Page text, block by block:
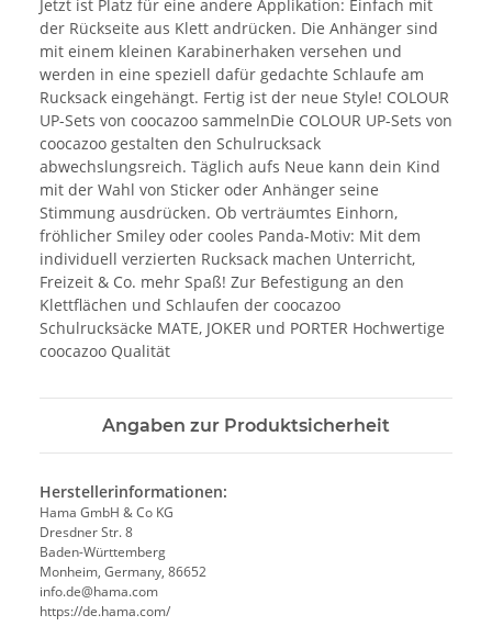
Jetzt ist Platz für eine andere Applikation: Einfach mit
der Rückseite aus Klett andrücken. Die Anhänger sind
mit einem kleinen Karabinerhaken versehen und
werden in eine speziell dafür gedachte Schlaufe am
Rucksack eingehängt. Fertig ist der neue Style! COLOUR
UP-Sets von coocazoo sammelnDie COLOUR UP-Sets von
coocazoo gestalten den Schulrucksack
abwechslungsreich. Täglich aufs Neue kann dein Kind
mit der Wahl von Sticker oder Anhänger seine
Stimmung ausdrücken. Ob verträumtes Einhorn,
fröhlicher Smiley oder cooles Panda-Motiv: Mit dem
individuell verzierten Rucksack machen Unterricht,
Freizeit & Co. mehr Spaß! Zur Befestigung an den
Klettflächen und Schlaufen der coocazoo
Schulrucksäcke MATE, JOKER und PORTER Hochwertige
coocazoo Qualität
Angaben zur Produktsicherheit
Herstellerinformationen:
Hama GmbH & Co KG
Dresdner Str. 8
Baden-Württemberg
Monheim, Germany, 86652
info.de@hama.com
https://de.hama.com/